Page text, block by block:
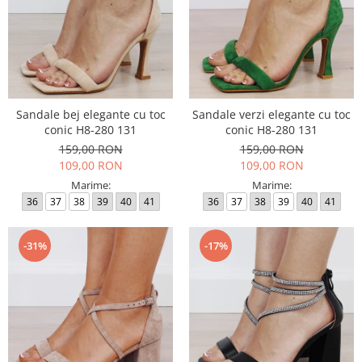
Sandale bej elegante cu toc
conic H8-280 131
159,00 RON
109,00 RON
Marime:
36 37 38 39 40 41
Sandale verzi elegante cu toc
conic H8-280 131
159,00 RON
109,00 RON
Marime:
36 37 38 39 40 41
-31% -17%